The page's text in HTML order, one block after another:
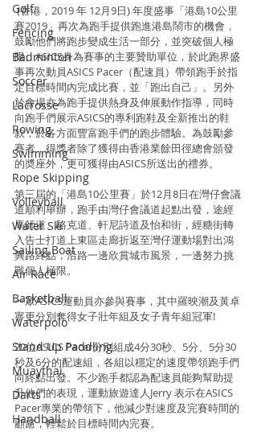
Golf
Fencing
Badminton
Soccer
Lacrosse
Rowing
Swimming
Rope Skipping
Volleyball
Water Ski
Sailing Boat
Air Race
Basketball
Waterpolo
Stand Up Paddling
Muaythai
Darts
Handball
(香港，2019 年 12月9日) 年度盛事「港島10公里
賽2019」再次為跑手提供跑進港島鬧市的機會，
鼓勵他們將跑步變成生活一部分，並突破個人極
限。ASICS身為賽事的主要贊助單位，於此跑界盛
事再次動員ASICS Pacer（配速員）帶領跑手於指
定目標時間內完成比賽，並「跑出自己」。另外
於會場亦為跑手提供熱身及伸展動作指導，同時
向跑手們展示ASICS的專利跑鞋及全新推出的鞋
款，於各方面豐富跑手們的跑步體驗。為鼓勵參
賽者，得獎者除了獲得由香港業餘田徑總會頒發
的奬座外，更可獲得由ASICS所送出的禮券。
第三屆的「港島10公里賽」於12月8日在灣仔會議
道順利舉辦，跑手由灣仔會議道起點出發，途經
馬師道、駱克道、軒尼詩道及怡和街，經糖街轉
入告士打道上東區走廊折返至灣仔運動場對出鴻
興路終點，沿路一邊欣賞城市風景，一邊努力挑
戰個人極限。
一眾ASICS運動員亦參與賽事，其中羅映潮及黃卓
寧更分別奪得女子壯年組及女子青年組冠軍!
20位ASICS Pacer分別組成4分30秒、5分、5分30
秒及6分的配速組，各組以穩定的速度帶領跑手們
向終點出發。不少跑手都認為配速員能夠幫助提
升他們的表現，運動旅遊達人Jerry 表示在ASICS
Pacer專業的帶領下，他減少對速度及完賽時間的
顧慮，輕鬆於目標時間內完賽。